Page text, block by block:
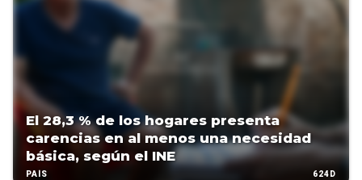
El 28,3 % de los hogares presenta
carencias en al menos una necesidad
básica, según el INE
PAÍS 624D